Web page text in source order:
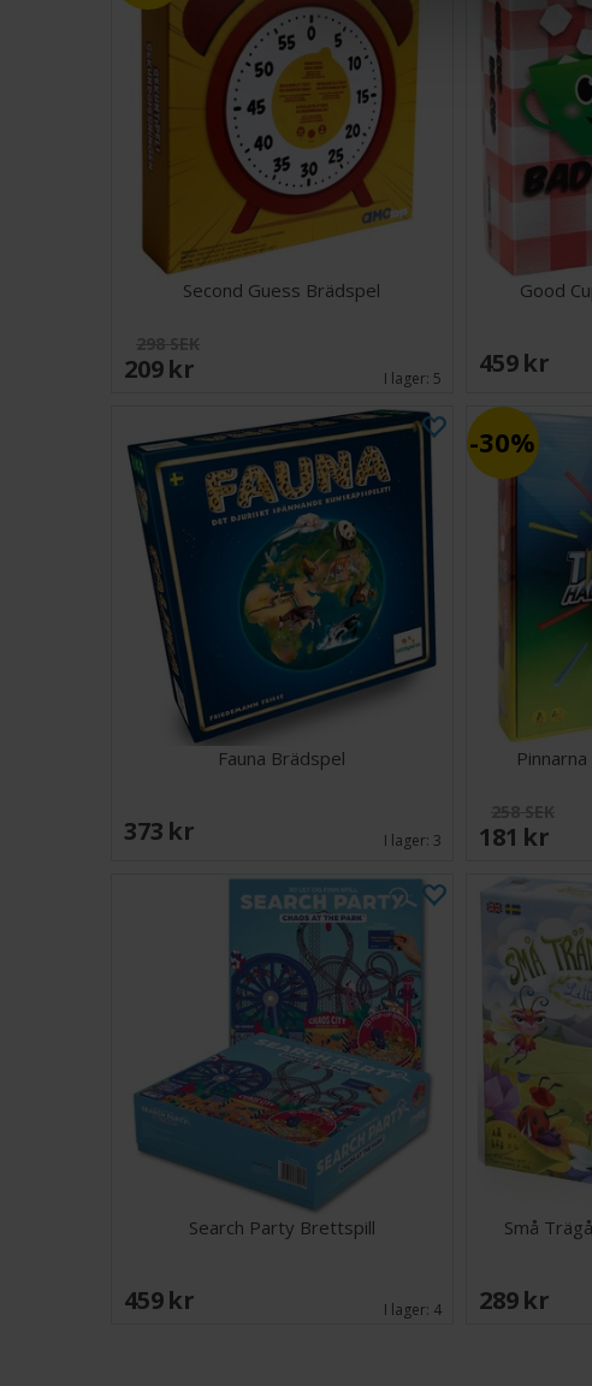
Second Guess Brädspel
298 SEK
209 SEK I lager: 5
Good
459 SEK
Fauna Brädspel
373 SEK I lager: 3
30%
258 SEK
181 SEK
Search Party Brettspill
459 SEK I lager: 4
Små
289 SEK